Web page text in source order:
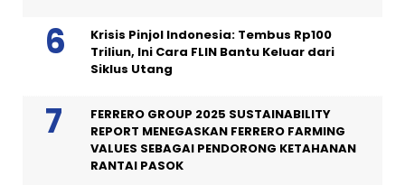
Krisis Pinjol Indonesia: Tembus Rp100
Triliun, Ini Cara FLIN Bantu Keluar dari
Siklus Utang
FERRERO GROUP 2025 SUSTAINABILITY
REPORT MENEGASKAN FERRERO FARMING
VALUES SEBAGAI PENDORONG KETAHANAN
RANTAI PASOK